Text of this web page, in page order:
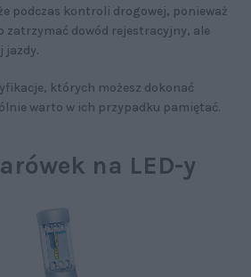
podczas kontroli drogowej, ponieważ
zatrzymać dowód rejestracyjny, ale
jazdy.
których możesz dokonać
warto w ich przypadku pamiętać.
na LED-y